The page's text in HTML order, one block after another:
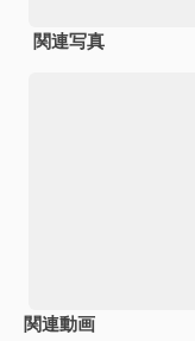
関連写真
関連動画